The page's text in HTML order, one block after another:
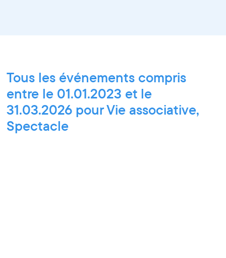
Tous les événements compris
entre le 01.01.2023 et le
31.03.2026 pour Vie associative,
Spectacle